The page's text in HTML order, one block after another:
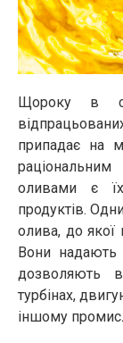
Щороку в
припадає на
оливами є
продуктів.
олива, до якої
Вони надають
дозволяють
турбінах,
іншому